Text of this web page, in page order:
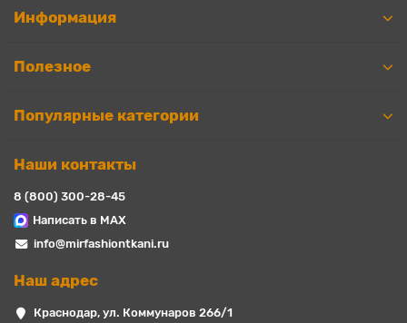
Информация
Полезное
Популярные категории
Наши контакты
8 (800) 300-28-45
Написать в MAX
info@mirfashiontkani.ru
Наш адрес
Краснодар, ул. Коммунаров 266/1